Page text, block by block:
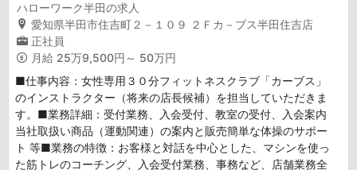
ハローワーク半田の求人
愛知県半田市住吉町２－１０９ ２Ｆカ－ブス半田住吉店
正社員
月給 25万9,500円～ 50万円
■仕事内容：女性専用３０分フィットネスクラブ「カーブス」
のインストラクター（将来の店長候補）を担当していただきま
す。■業務詳細：受付業務、入会受付、教室の受付、入会案内
当社取扱い商品（運動関連）の案内と販売簡単な体操のサポー
ト 等■業務の特徴：お客様と対話を中心とした、マシンを使っ
た筋トレのコーチング、入会受付業務、事務など、店舗業務全